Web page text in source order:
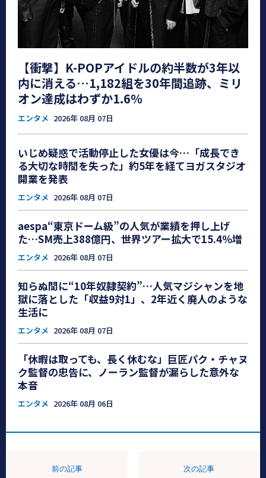
【衝撃】K-POPアイドルの約半数が3年以
内に消える…1,182組を30年間追跡、ミリ
オン達成はわずか1.6％
エンタメ 2026年 08月 07日
いじめ疑惑で活動停止した女優は今…「成長でき
る大切な時間を失った」約5年を経てヨガスタジオ
開業を発表
エンタメ 2026年 08月 07日
aespa“東京ドーム級”の人気が業績を押し上げ
た…SM売上388億円、世界ツアー拡大で15.4％増
エンタメ 2026年 08月 07日
知らぬ間に“10年奴隷契約”…人気マジシャンを地
獄に落とした「収益9対1」、2年近く廃人のような
生活に
エンタメ 2026年 08月 07日
「休暇は取っても、長く休むな」巨匠パク・チャヌ
ク監督の忠告に、ノーラン監督が漏らした意外な
本音
エンタメ 2026年 08月 06日
前の記事 次の記事